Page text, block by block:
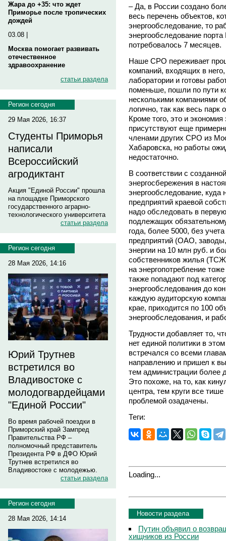
Жара до +35: что ждет
Приморье после тропических
дождей
03.08 |
Москва помогает развивать
отечественное
здравоохранение
статьи раздела
Регион сегодня
29 Мая 2026, 16:37
Студенты Приморья
написали
Всероссийский
агродиктант
Акция "Единой России" прошла
на площадке Приморского
государственного аграрно-
технологического университета
статьи раздела
Регион сегодня
28 Мая 2026, 14:16
Юрий Трутнев
встретился во
Владивостоке с
молодогвардейцами
"Единой России"
Во время рабочей поездки в
Приморский край Зампред
Правительства РФ –
полномочный представитель
Президента РФ в ДФО Юрий
Трутнев встретился во
Владивостоке с молодежью.
статьи раздела
Регион сегодня
28 Мая 2026, 14:14
– Да, в России создано
весь перечень объектов,
энергообследование, то
энергообследование
потребовалось 7 месяцев.
Наше СРО переживает
компаний, входящих в
лаборатории и готовы
поменьше, пошли по пути
несколькими компаниями
логично, так как весь
Кроме того, это и
присутствуют еще
членами других СРО из
Хабаровска, но работы
недостаточно.
В соответствии с
энергосбережения в
энергообследование, куда
предприятий краевой
надо обследовать в
подлежащих
года, более 5000, без
предприятий (ОАО,
энергии на 10 млн руб. и
собственников жилья
на энергопотребление
также попадают под
энергообследования до
каждую аудиторскую
крае, приходится по 100
энергообследования, и
Трудности добавляет то,
нет единой политики в
встречался со всеми
направлению и пришел к
тем администрации более
Это похоже, на то, как
центра, тем круги все
проблемой озадачены.
Теги:
Loading...
Новости раздела
Путин объявил о
хищников из России